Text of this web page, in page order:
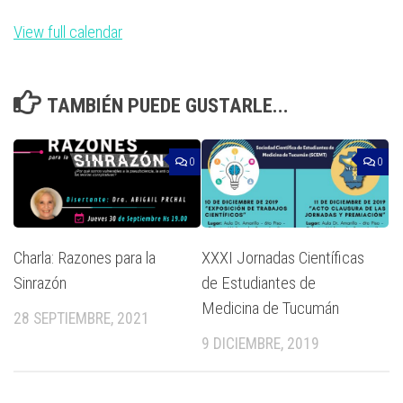
View full calendar
TAMBIÉN PUEDE GUSTARLE...
0
Charla: Razones para la
Sinrazón
28 SEPTIEMBRE, 2021
0
XXXI Jornadas Científicas
de Estudiantes de
Medicina de Tucumán
9 DICIEMBRE, 2019